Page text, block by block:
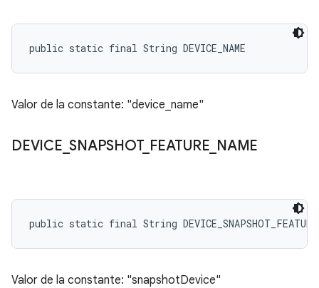
public static final String DEVICE_NAME
Valor de la constante: "device_name"
DEVICE _SNAPSHOT_ FEATURE NAME
public static final String
Valor de la constante: "snapshotDevice"